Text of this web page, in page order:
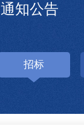
通知公告
招标